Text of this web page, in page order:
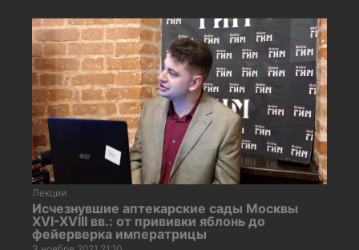
Лекции
Исчезнувшие аптекарские сады Москвы
XVI-XVIII вв.: от прививки яблонь до
фейерверка императрицы